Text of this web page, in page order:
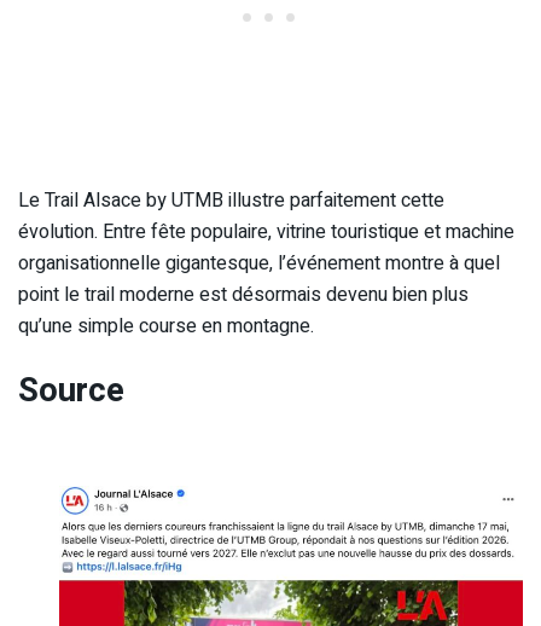
Le Trail Alsace by UTMB illustre parfaitement cette
évolution. Entre fête populaire, vitrine touristique et machine
organisationnelle gigantesque, l’événement montre à quel
point le trail moderne est désormais devenu bien plus
qu’une simple course en montagne.
Source